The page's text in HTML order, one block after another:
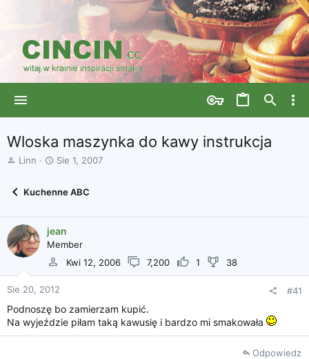
Wloska maszynka do kawy instrukcja
A
ą
t
k
Linn
D
a
z
p
z
ę
c
i
a
Sie 1, 2007
Kuchenne ABC
jean
Member
Kwi 12, 2006
7,200 1 38
Sie 20, 2012 #41
Podnoszę bo zamierzam kupić.
Na wyjeździe piłam taką kawusię i bardzo mi smakowała
Odpowiedz